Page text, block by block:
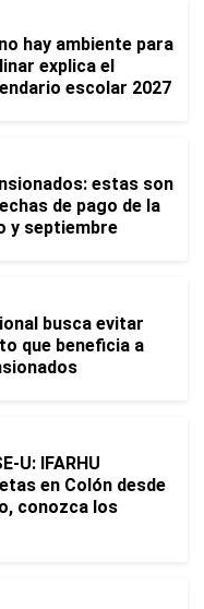
hay ambiente para
explica el
escolar 2027
estas son
de pago de la
y septiembre
busca evitar
que beneficia a
U: IFARHU
en Colón desde
conozca los